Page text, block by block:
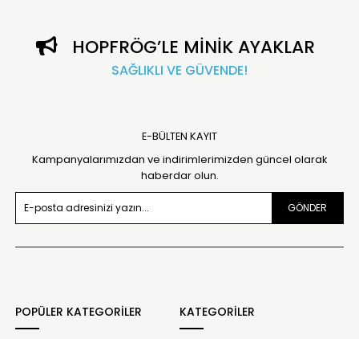
HOPFRÖG’LE MİNİK AYAKLAR
SAĞLIKLI VE GÜVENDE!
E-BÜLTEN KAYIT
Kampanyalarımızdan ve indirimlerimizden güncel olarak
haberdar olun.
GÖNDER
POPÜLER KATEGORİLER KATEGORİLER